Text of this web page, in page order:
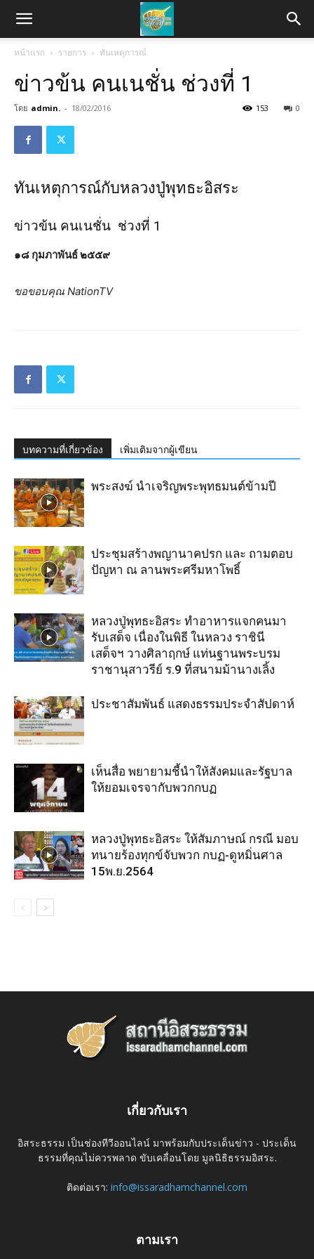
หน้าแรก รายการ ทันเหตุการณ์
ข่าวข้น คนเนชั่น ช่วงที่ 1
โดย admin. - 18/02/2016 0
153
ทันเหตุการณ์กับหลวงปู่พุทธะอิสระ
ข่าวข้น คนเนชั่น ช่วงที่ 1
๑๘ กุมภาพันธ์ ๒๕๕๙
ขอขอบคุณ NationTV
บทความที่เกี่ยวข้อง เพิ่มเติมจากผู้เขียน
พระสงฆ์ นำเจริญ​พระ​พุทธมนต์​ข้ามปี
ประชุมสร้างพญานาคปรก และ ถามตอบ
ปัญหา ณ ลานพระศรีมหาโพธิ์
หลวงปู่พุทธะอิสระ ทำอาหารแจกคนมา
รับเสด็จ เนื่องในพิธี ในหลวง ราชินี
เสด็จฯ วางศิลาฤกษ์ แท่นฐานพระบรม
ราชานุสาวรีย์ ร.9 ที่สนามม้านางเลิ้ง
ประชาสัมพันธ์ แสดงธรรมประจำสัปดาห์
เห็นสื่อ พยายามชี้นำให้สังคมและรัฐบาล
ให้ยอมเจรจากับพวกกบฏ
หลวงปู่พุทธะอิสระ ให้สัมภาษณ์ กรณี มอบ
ทนายร้องทุกข์จับพวก กบฏ-ดูหมิ่นศาล
15พ.ย.2564
เกี่ยวกับเรา
อิสระธรรม เป็นช่องทีวีออนไลน์ มาพร้อมกับประเด็นข่าว - ประเด็น
ธรรมที่คุณไม่ควรพลาด ขับเคลื่อนโดย มูลนิธิธรรมอิสระ.
ติดต่อเรา: info@issaradhamchannel.com
ตามเรา